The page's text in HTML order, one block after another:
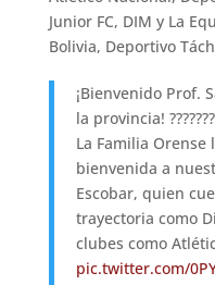
Junior FC, DIM y La
Bolivia, Deportivo
¡Bienvenido Prof.
la provincia!
La Familia Orense
bienvenida a
Escobar, quien
trayectoria como
clubes como
pic.twitter.com/